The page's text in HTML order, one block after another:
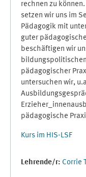
rechnen zu
setzen wir uns im
Pädagogik mit
guter
beschäftigen wir
pädagogischer
untersuchen wir,
pädagogische
Kurs im HIS-LSF
Lehrende/r: Corrie